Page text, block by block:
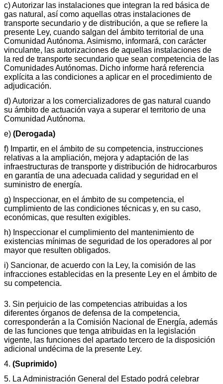
c) Autorizar las instalaciones que integran la red básica de
gas natural, así como aquellas otras instalaciones de
transporte secundario y de distribución, a que se refiere la
presente Ley, cuando salgan del ámbito territorial de una
Comunidad Autónoma. Asimismo, informará, con carácter
vinculante, las autorizaciones de aquellas instalaciones de
la red de transporte secundario que sean competencia de las
Comunidades Autónomas. Dicho informe hará referencia
explícita a las condiciones a aplicar en el procedimiento de
adjudicación.
d) Autorizar a los comercializadores de gas natural cuando
su ámbito de actuación vaya a superar el territorio de una
Comunidad Autónoma.
e) (Derogada)
f) Impartir, en el ámbito de su competencia, instrucciones
relativas a la ampliación, mejora y adaptación de las
infraestructuras de transporte y distribución de hidrocarburos
en garantía de una adecuada calidad y seguridad en el
suministro de energía.
g) Inspeccionar, en el ámbito de su competencia, el
cumplimiento de las condiciones técnicas y, en su caso,
económicas, que resulten exigibles.
h) Inspeccionar el cumplimiento del mantenimiento de
existencias mínimas de seguridad de los operadores al por
mayor que resulten obligados.
i) Sancionar, de acuerdo con la Ley, la comisión de las
infracciones establecidas en la presente Ley en el ámbito de
su competencia.
3. Sin perjuicio de las competencias atribuidas a los
diferentes órganos de defensa de la competencia,
corresponderán a la Comisión Nacional de Energía, además
de las funciones que tenga atribuidas en la legislación
vigente, las funciones del apartado tercero de la disposición
adicional undécima de la presente Ley.
4. (Suprimido)
5. La Administración General del Estado podrá celebrar